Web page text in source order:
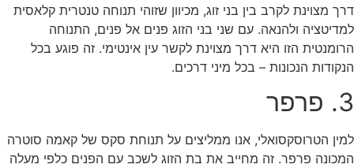
דרך מצוינת לקרב בין בני זוג, מכיוון שזוהי תנוחה טנטרית קלאסית
למדיטציה ולהנאה. עם שני בני הזוג פנים אל פנים, התנוחה
הרומנטית הזו היא דרך מצוינת לקשר עין אינטימי. זה פוגע בכל
הנקודות הנכונות – בכל מיני דרכים.
3. פרפר
למין הטרוסקסואלי, אנו ממליצים על תנוחת סקס של קאמה סוטרה
המכונה פרפר. זה מחייב את בת הזוג לשכב עם הפנים כלפי מעלה